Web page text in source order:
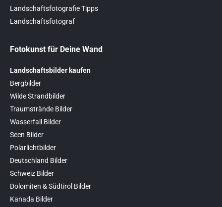
Landschaftsfotografie Tipps
Landschaftsfotograf
Fotokunst für Deine Wand
Landschaftsbilder kaufen
Bergbilder
Wilde Strandbilder
Traumstrände Bilder
Wasserfall Bilder
Seen Bilder
Polarlichtbilder
Deutschland Bilder
Schweiz Bilder
Dolomiten & Südtirol Bilder
Kanada Bilder